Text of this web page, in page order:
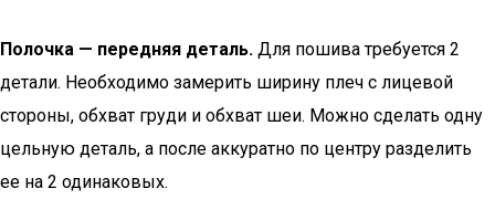
Полочка — передняя деталь. Для пошива требуется 2
детали. Необходимо замерить ширину плеч с лицевой
стороны, обхват груди и обхват шеи. Можно сделать одну
цельную деталь, а после аккуратно по центру разделить
ее на 2 одинаковых.